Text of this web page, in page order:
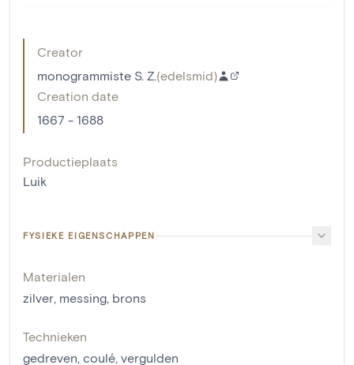
Creator
monogrammiste S. Z.(edelsmid)
Creation date
1667 - 1688
Productieplaats
Luik
FYSIEKE EIGENSCHAPPEN
Materialen
zilver, messing, brons
Technieken
gedreven, coulé, vergulden